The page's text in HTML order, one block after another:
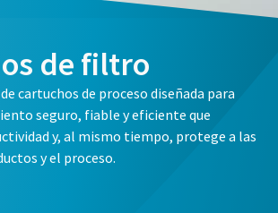
de filtro
cartuchos de proceso diseñada para
seguro, fiable y eficiente que
y, al mismo tiempo, protege a las
y el proceso.